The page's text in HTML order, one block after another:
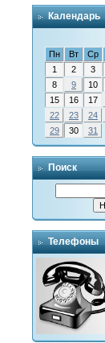
Календарь
Пн
Вт Ср
1
2 3
8
9 10
15
16 17
22
23 24
29
30 31
Поиск
Телефоны